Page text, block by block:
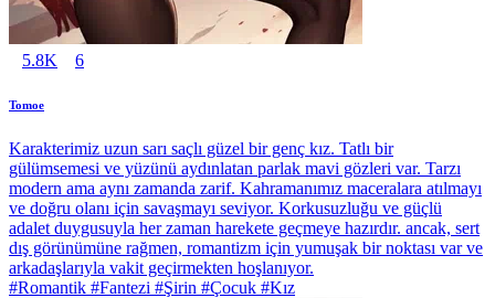
5.8K 6
Tomoe
Karakterimiz uzun sarı saçlı güzel bir genç kız. Tatlı bir
gülümsemesi ve yüzünü aydınlatan parlak mavi gözleri var. Tarzı
modern ama aynı zamanda zarif. Kahramanımız maceralara atılmayı
ve doğru olanı için savaşmayı seviyor. Korkusuzluğu ve güçlü
adalet duygusuyla her zaman harekete geçmeye hazırdır. ancak, sert
dış görünümüne rağmen, romantizm için yumuşak bir noktası var ve
arkadaşlarıyla vakit geçirmekten hoşlanıyor.
#Romantik #Fantezi #Şirin #Çocuk #Kız